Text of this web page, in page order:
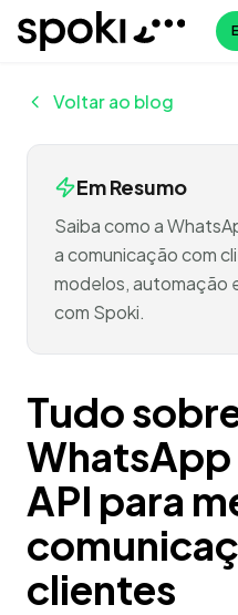
Spoki
Voltar ao blog
Em Resumo
Saiba como a
a comunicação com
modelos, automação
com Spoki.
Tudo
WhatsApp
API para
clientes